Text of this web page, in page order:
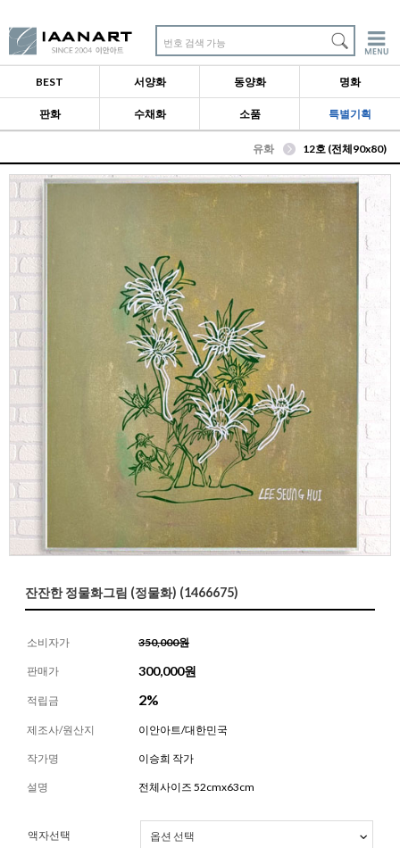
번호 검색 가능
BEST 서양화 동양화 명화
판화 수채화 소품 특별기획
유화 12호 (전체90x80)
잔잔한 정물화그림 (정물화) (1466675)
소비자가 350,000원
판매가 300,000원
적립금 2%
제조사/원산지 이안아트/대한민국
작가명 이승희 작가
설명 전체사이즈 52cmx63cm
액자선택